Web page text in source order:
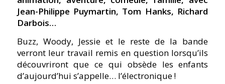
Jean-Philippe Puymartin, Tom Hanks, Richard
Darbois…
Buzz, Woody, Jessie et le reste de la bande
verront leur travail remis en question lorsqu’ils
découvriront que ce qui obsède les enfants
d’aujourd’hui s’appelle… l’électronique !